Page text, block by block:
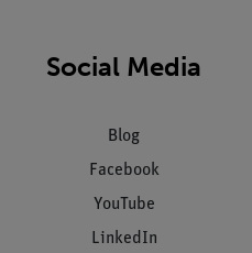
Social Media
Blog
Facebook
YouTube
LinkedIn